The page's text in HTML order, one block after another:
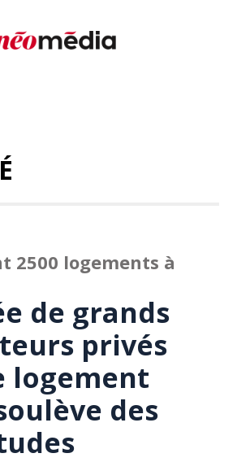
2500 logements à
de grands
privés
logement
des